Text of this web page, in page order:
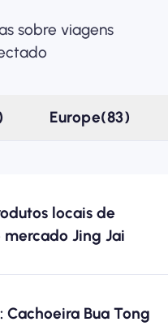
loja
sobre viagens
Europe(83)
locais de
Jing Jai
Cachoeira Bua Tong